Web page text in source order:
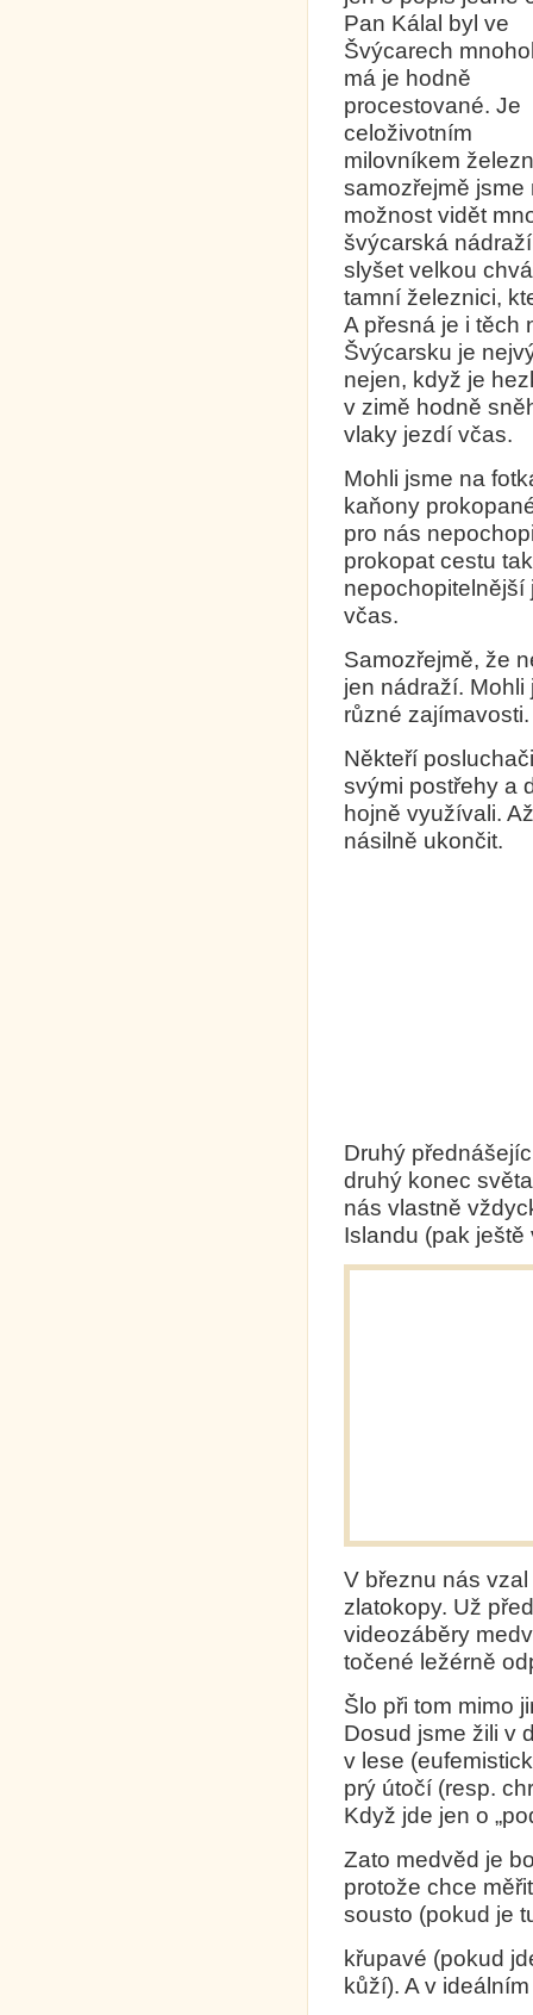
Pan Kálal byl ve
Švýcarech
má je hodně
procestované. Je
celoživotním
milovníkem
samozřejmě jsme
možnost vidět
švýcarská
slyšet velkou
tamní železnici,
A přesná je i těch
Švýcarsku je
nejen, když je
v zimě hodně
vlaky jezdí včas.
Mohli jsme na
kaňony
pro nás
prokopat cestu
nepochopitelnější
včas.
Samozřejmě, že
jen nádraží.
různé zajímavosti.
Někteří
svými postřehy a
hojně využívali.
násilně ukončit.
Druhý
druhý konec
nás vlastně
Islandu (pak
V březnu nás
zlatokopy. Už
videozáběry
točené ležérně
Šlo při tom mimo
Dosud jsme žili v
v lese
prý útočí (resp.
Když jde jen o
Zato medvěd je
protože chce
sousto (pokud je
křupavé (pokud
kůží). A v